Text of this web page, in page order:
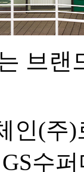
브랜
인(주
수